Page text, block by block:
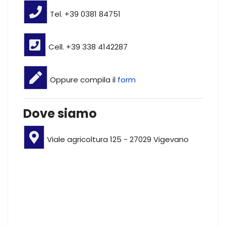
Tel. +39 0381 84751
Cell. +39 338 4142287
Oppure compila il form
Dove siamo
Viale agricoltura 125 - 27029 Vigevano